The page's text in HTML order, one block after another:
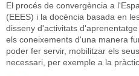
El procés de convergència a
(EEES) i la docència basada en
disseny d'activitats
els coneixements d'una manera
poder fer servir, mobilitzar els
necessari, per exemple a la